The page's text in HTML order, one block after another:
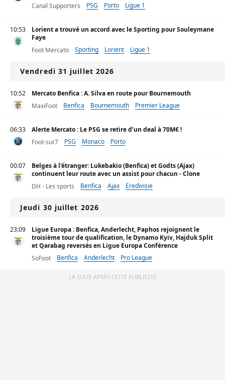
Canal Supporters
PSG Porto Ligue 1
10:53
Lorient a trouvé un accord avec le Sporting pour Souleymane
Faye
Foot Mercato
Sporting Lorient Ligue 1
Vendredi 31 juillet 2026
10:52
Mercato Benfica : A. Silva en route pour Bournemouth
MaxiFoot
Benfica Bournemouth Premier League
06:33
Alerte Mercato : Le PSG se retire d’un deal à 70M€ !
Foot-sur7
PSG Monaco Porto
00:07
Belges à l'étranger: Lukebakio (Benfica) et Godts (Ajax)
continuent leur route avec un assist pour chacun - Clone
DH - Les sports
Benfica Ajax Eredivisie
Jeudi 30 juillet 2026
23:09
Ligue Europa : Benfica, Anderlecht, Paphos rejoignent le
troisième tour de qualification, le Dynamo Kyiv, Hajduk Split
et Qarabag reversés en Ligue Europa Conférence
SoFoot
Benfica Anderlecht Pro League
LA SUITE APRÈS CETTE PUBLICITÉ